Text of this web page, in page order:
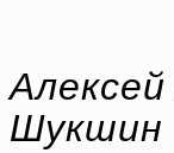
Шукшин